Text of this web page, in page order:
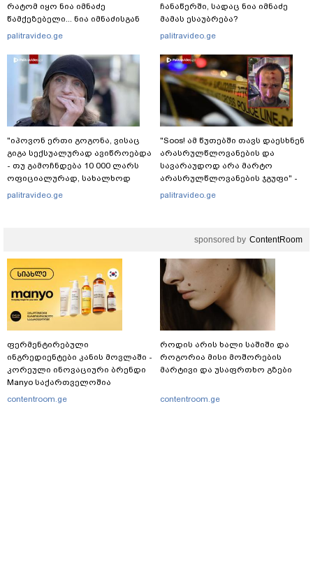
რატომ იყო ნია იმნაძე
წამქეზებელი... ნია იმნაძისგან
გამოსული ინფორმაციაა ეს" -
palitravideo.ge
"იპოვონ ერთი გოგონა, ვისაც
გიგა სექსუალურად ავიწროებდა
- თუ გამოჩნდება 10 000 ლარს
ოფიციალურად, სახალხოდ
გადავცემ" - ეკა კუპატაძე
palitravideo.ge
ჩანაწერში, სადაც ნია იმნაძე
მამას ესაუბრება?
palitravideo.ge
"Soos! ამ წუთებში თავს დაესხნენ
არასრულწლოვანების და
სავარაუდოდ არა მარტო
არასრულწლოვანების ჯგუფი" -
რა ინფორმაციას ავრცელებს
palitravideo.ge
sponsored by ContentRoom
ფერმენტირებული
ინგრედიენტები კანის მოვლაში -
კორეული ინოვაციური ბრენდი
Manyo საქართველოშია
contentroom.ge
როდის არის ხალი საშიში და
როგორია მისი მოშორების
მარტივი და უსაფრთხო გზები
contentroom.ge